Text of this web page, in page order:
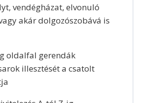
vendégházat, elvonuló
akár dolgozószobává is
oldalfal gerendák
illesztését a csatolt